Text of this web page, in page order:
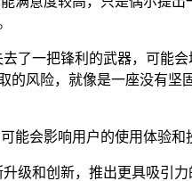
了一把锋利的武器，可能
的风险，就像是一座没有坚
能会影响用户的使用体验和
级和创新，推出更具吸引